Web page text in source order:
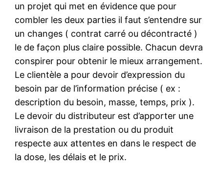
un projet qui met en évidence que pour
combler les deux parties il faut s’entendre sur
un changes ( contrat carré ou décontracté )
le de façon plus claire possible. Chacun devra
conspirer pour obtenir le mieux arrangement.
Le clientèle a pour devoir d’expression du
besoin par de l’information précise ( ex :
description du besoin, masse, temps, prix ).
Le devoir du distributeur est d’apporter une
livraison de la prestation ou du produit
respecte aux attentes en dans le respect de
la dose, les délais et le prix.